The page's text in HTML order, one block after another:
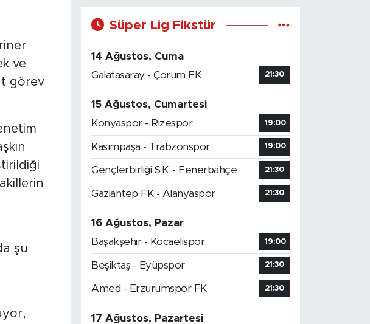
ve
görev
şu
Süper Lig Fikstür
14 Ağustos, Cuma
Galatasaray - Çorum FK
21:30
15 Ağustos, Cumartesi
Konyaspor - Rizespor
19:00
Kasımpaşa - Trabzonspor 19:00
Gençlerbirliği S.K. - Fenerbahçe 21:30
Gaziantep FK - Alanyaspor 21:30
16 Ağustos, Pazar
Başakşehir - Kocaelispor
19:00
Beşiktaş - Eyüpspor 21:30
Amed - Erzurumspor FK 21:30
17 Ağustos, Pazartesi